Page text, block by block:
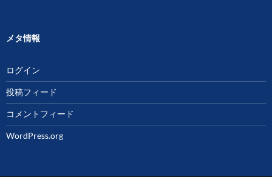
メタ情報
ログイン
投稿フィード
コメントフィード
WordPress.org